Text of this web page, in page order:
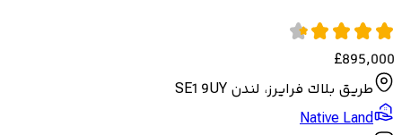
£895,000
طريق بلاك فرايرز، لندن SE1 9UY
Native Land